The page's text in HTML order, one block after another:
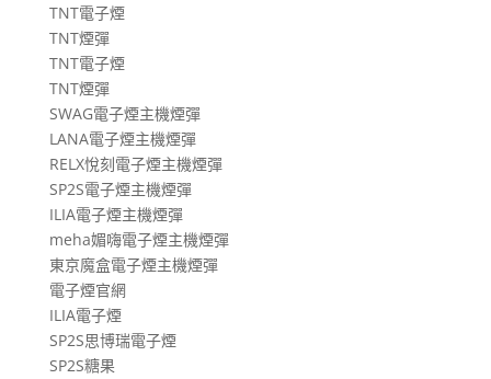
TNT電子煙
TNT煙彈
TNT電子煙
TNT煙彈
SWAG電子煙主機煙彈
LANA電子煙主機煙彈
RELX悅刻電子煙主機煙彈
SP2S電子煙主機煙彈
ILIA電子煙主機煙彈
meha媚嗨電子煙主機煙彈
東京魔盒電子煙主機煙彈
電子煙官網
ILIA電子煙
SP2S思博瑞電子煙
SP2S糖果